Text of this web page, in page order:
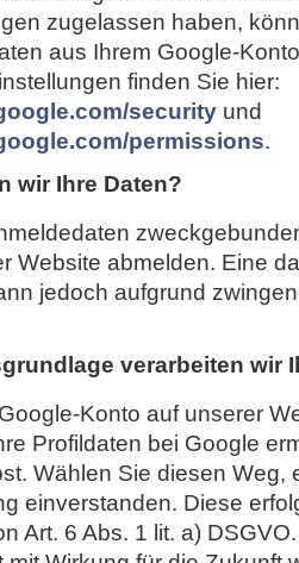
zugelassen haben,
aus Ihrem Google-
finden Sie hier:
security und
permissions.
wir Ihre Daten?
Website abmelden. Eine
jedoch aufgrund
verarbeiten wir
Konto auf unserer
Profildaten bei Google
Wählen Sie diesen Weg,
einverstanden. Diese
Art. 6 Abs. 1 lit. a)